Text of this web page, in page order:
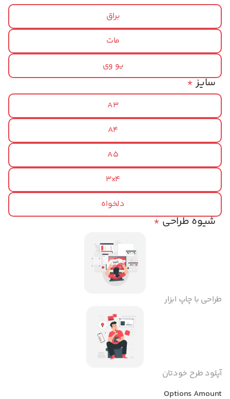
براق
مات
یو وی
*سایز
A3
A4
A5
3x4
دلخواه
*شیوه طراحی
طراحی با چاپ ابزار
آپلود طرح خودتان
Options Amount